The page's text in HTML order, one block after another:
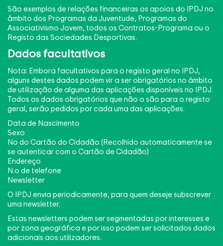
São exemplos de relações financeiras os apoios do IPDJ no
âmbito dos Programas da Juventude, Programas do
Associativismo Jovem, todos os Contratos-Programa ou o
Registo das Sociedades Desportivas.
Dados facultativos
Nota: Embora facultativos para o registo geral no IPDJ,
alguns destes dados podem vir a ser obrigatórios no âmbito
de utilização de alguma das aplicações disponíveis no IPDJ.
Todos os dados obrigatórios que não o são para o registo
geral, serão pedidos por cada uma das aplicações.
Data de Nascimento
Sexo
No do Cartão do Cidadão (Recolhido automaticamente se
se autenticar com o Cartão de Cidadão)
Endereço
N.o de telefone
Newsletter
O IPDJ envia periodicamente, para quem deseje subscrever
uma newsletter.
Estas newsletters podem ser segmentadas por interesses e
por zona geográfica e por isso podem ser solicitados dados
adicionais aos utilizadores.